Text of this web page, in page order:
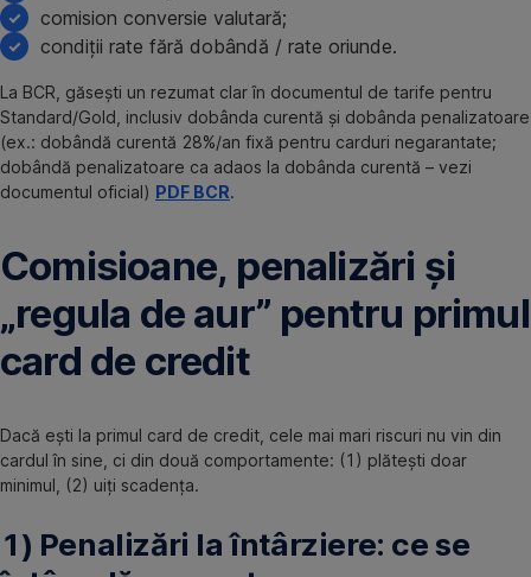
comision conversie valutară;
condiții rate fără dobândă / rate oriunde.
La BCR, găsești un rezumat clar în documentul de tarife pentru
Standard/Gold, inclusiv dobânda curentă și dobânda penalizatoare
(ex.: dobândă curentă 28%/an fixă pentru carduri negarantate;
dobândă penalizatoare ca adaos la dobânda curentă – vezi
documentul oficial) PDF BCR.
Comisioane, penalizări și
„regula de aur” pentru primul
card de credit
Dacă ești la primul card de credit, cele mai mari riscuri nu vin din
cardul în sine, ci din două comportamente: (1) plătești doar
minimul, (2) uiți scadența.
1) Penalizări la întârziere: ce se